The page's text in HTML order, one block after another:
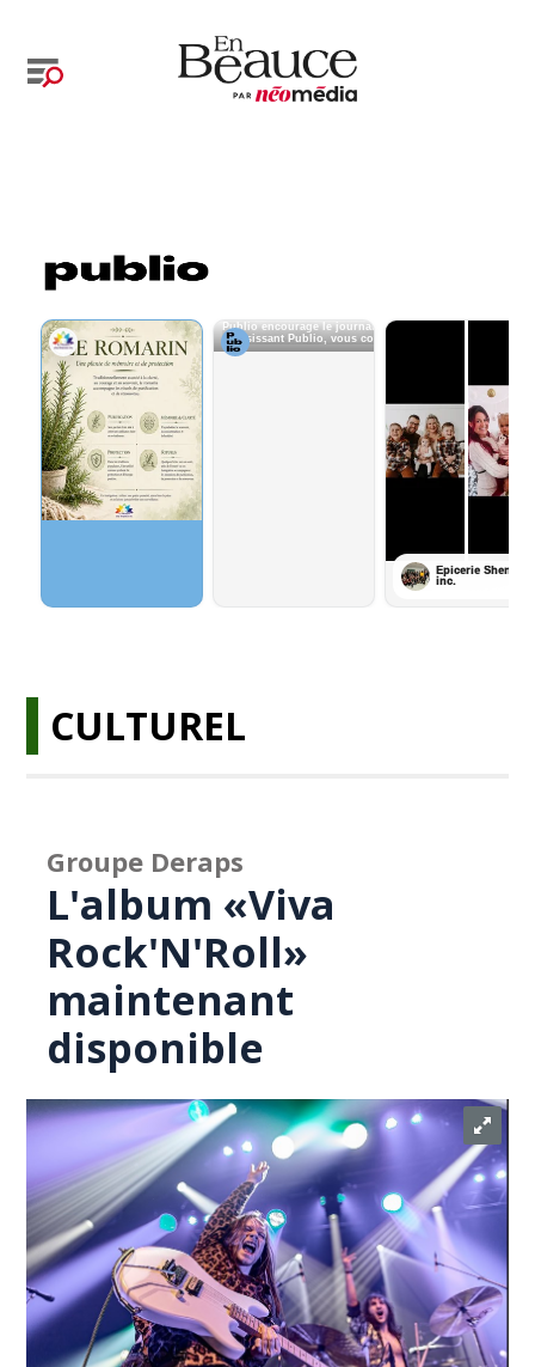
CULTUREL
Groupe Deraps
L'album «Viva
Rock'N'Roll»
maintenant
disponible